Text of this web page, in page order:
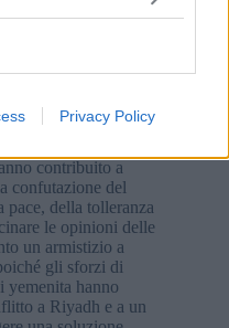
Privacy Policy
50 miliardi di
riforestazione del
un pacificatore,
attraverso le sue
contribuito a
confutazione del
della tolleranza
le opinioni delle
un armistizio a
gli sforzi di
yemenita hanno
a Riyadh e a un